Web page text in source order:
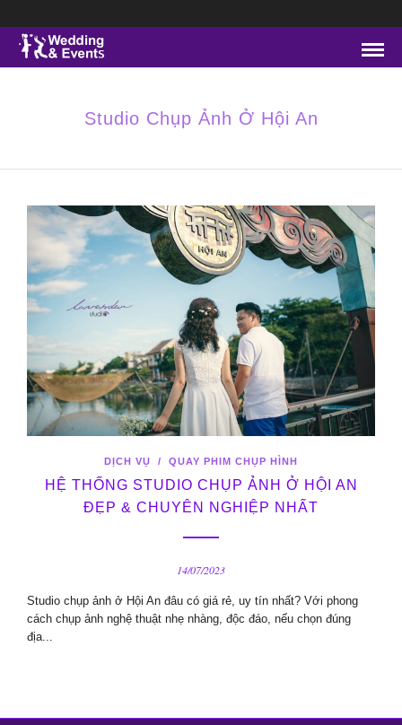
Studio Chụp Ảnh Ở Hội An
DỊCH VỤ / QUAY PHIM CHỤP HÌNH
HỆ THỐNG STUDIO CHỤP ẢNH Ở HỘI AN
ĐẸP & CHUYÊN NGHIỆP NHẤT
14/07/2023
Studio chụp ảnh ở Hội An đâu có giá rẻ, uy tín nhất? Với phong
cách chụp ảnh nghệ thuật nhẹ nhàng, độc đáo, nếu chọn đúng
địa...